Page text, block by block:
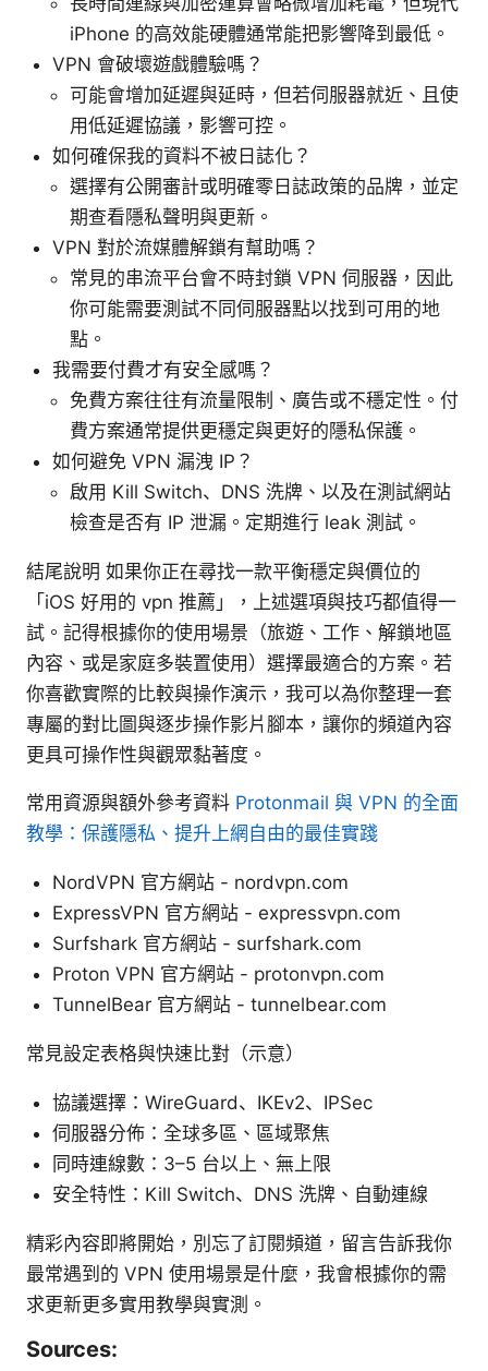
iPhone 的高效能硬體通常能把影響降到最低。
VPN 會破壞遊戲體驗嗎？
可能會增加延遲與延時，但若伺服器就近、且使
用低延遲協議，影響可控。
如何確保我的資料不被日誌化？
選擇有公開審計或明確零日誌政策的品牌，並定
期查看隱私聲明與更新。
VPN 對於流媒體解鎖有幫助嗎？
常見的串流平台會不時封鎖 VPN 伺服器，因此
你可能需要測試不同伺服器點以找到可用的地
點。
我需要付費才有安全感嗎？
免費方案往往有流量限制、廣告或不穩定性。付
費方案通常提供更穩定與更好的隱私保護。
如何避免 VPN 漏洩 IP？
啟用 Kill Switch、DNS 洗牌、以及在測試網站
檢查是否有 IP 泄漏。定期進行 leak 測試。
結尾說明 如果你正在尋找一款平衡穩定與價位的
「iOS 好用的 vpn 推薦」，上述選項與技巧都值得一
試。記得根據你的使用場景（旅遊、工作、解鎖地區
內容、或是家庭多裝置使用）選擇最適合的方案。若
你喜歡實際的比較與操作演示，我可以為你整理一套
專屬的對比圖與逐步操作影片腳本，讓你的頻道內容
更具可操作性與觀眾黏著度。
常用資源與額外參考資料 Protonmail 與 VPN 的全面
教學：保護隱私、提升上網自由的最佳實踐
NordVPN 官方網站 - nordvpn.com
ExpressVPN 官方網站 - expressvpn.com
Surfshark 官方網站 - surfshark.com
Proton VPN 官方網站 - protonvpn.com
TunnelBear 官方網站 - tunnelbear.com
常見設定表格與快速比對（示意）
協議選擇：WireGuard、IKEv2、IPSec
伺服器分佈：全球多區、區域聚焦
同時連線數：3–5 台以上、無上限
安全特性：Kill Switch、DNS 洗牌、自動連線
精彩內容即將開始，別忘了訂閱頻道，留言告訴我你
最常遇到的 VPN 使用場景是什麼，我會根據你的需
求更新更多實用教學與實測。
Sources: